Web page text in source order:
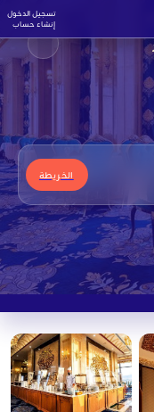
تسجيل الدخول
إنشاء حساب
الخريطة